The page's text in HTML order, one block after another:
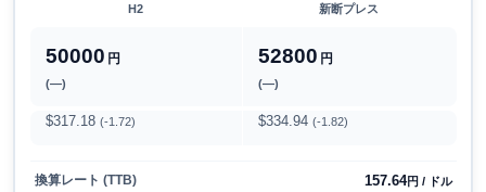
H2 新断プレス
50000 円
(―)
52800 円
(―)
$317.18 (-1.72) $334.94 (-1.82)
換算レート (TTB) 157.64円 / ドル